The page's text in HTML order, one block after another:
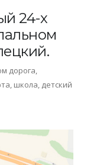
24-х
дорога,
школа, детский